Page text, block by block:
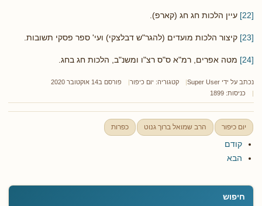
חיפוש
[22] עיין הלכות חג חג (קארפ).
[23] קיצור הלכות מועדים (להגר"ש דבלצקי) ועי' ספר פסקי תשובות.
[24] מטה אפרים, רמ"א ס"ס רצ"ו ומשנ"ב, הלכות חג בחג.
נכתב על ידי Super User קטגוריה: יום כיפור
פורסם ב14 אוקטובר 2020
כניסות: 1899
יום כיפור הרב שמואל ברוך גנוט כפרות
קודם
הבא